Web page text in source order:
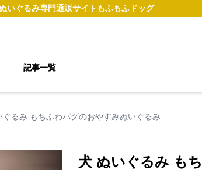
いぐるみ専門通販サイト もふもふドッグ
記事一覧
ぐるみ もちふわパグのおやすみぬいぐるみ
犬 ぬいぐるみ も